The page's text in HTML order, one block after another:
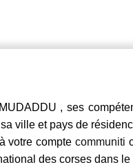
, ses
ville et pays de
votre comptecommuniti
des corses dans le